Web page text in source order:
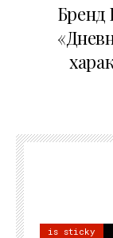
Бренд
is sticky